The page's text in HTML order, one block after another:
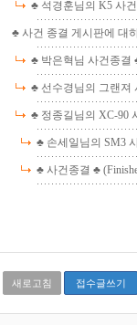
♣ 석경훈님의 K5 사
♣ 사건 종결 게시판에 대
♣ 박은혁님 사건종결
♣ 선수경님의 그랜져
♣ 정종길님의 XC-90
♣ 손세일님의 SM3
♣ 사건종결 ♣
새로고침 접수글쓰기